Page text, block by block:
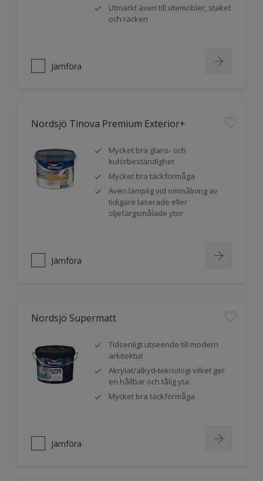
Utmärkt även till utemöbler, staket
och räcken
Jämföra
Nordsjö Tinova Premium Exterior+
Mycket bra glans- och
kulörbeständighet
Mycket bra täckförmåga
Även lämplig vid ommålning av
tidigare laserade eller
oljefärgsmålade ytor
Jämföra
Nordsjö Supermatt
Tidsenligt utseende till modern
arkitektur
Akrylat/alkyd-teknologi vilket ger
en hållbar och tålig yta
Mycket bra täckförmåga
Jämföra